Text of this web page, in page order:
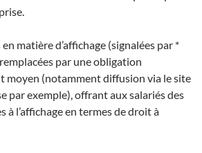
matière d’affichage (signalées par *
par une obligation
moyen (notamment diffusion via le site
par exemple), offrant aux salariés des
à l’affichage en termes de droit à